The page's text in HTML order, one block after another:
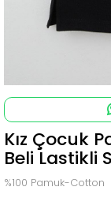
Kız Çocuk
Beli Lastikli
%100 Pamuk-Cotton